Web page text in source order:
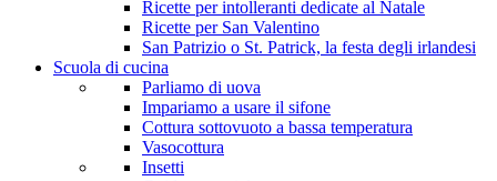
Ricette per intolleranti dedicate al Natale
Ricette per San Valentino
San Patrizio o St. Patrick, la festa degli irlandesi
Scuola di cucina
Parliamo di uova
Impariamo a usare il sifone
Cottura sottovuoto a bassa temperatura
Vasocottura
Insetti